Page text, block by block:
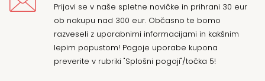
Prijavi se v naše spletne novičke in prihrani 30 eur
ob nakupu nad 300 eur. Občasno te bomo
razveseli z uporabnimi informacijami in kakšnim
lepim popustom! Pogoje uporabe kupona
preverite v rubriki "Splošni pogoji"/točka 5!